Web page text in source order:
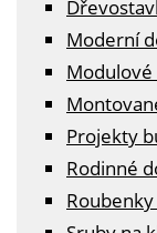
Moderní
Projekty
Rodinné